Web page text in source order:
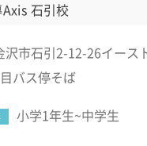
石引校
沢市石引2-12-26イース
バス停そば
小学1年生~中学生